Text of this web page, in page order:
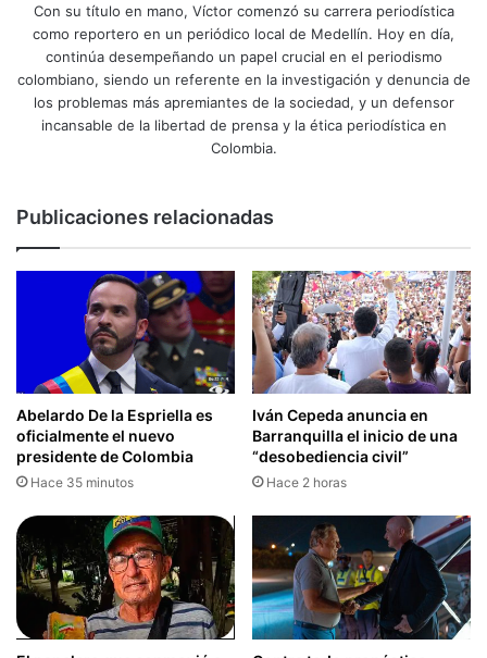
Con su título en mano, Víctor comenzó su carrera periodística
como reportero en un periódico local de Medellín. Hoy en día,
continúa desempeñando un papel crucial en el periodismo
colombiano, siendo un referente en la investigación y denuncia de
los problemas más apremiantes de la sociedad, y un defensor
incansable de la libertad de prensa y la ética periodística en
Colombia.
Publicaciones relacionadas
Abelardo De la Espriella es
oficialmente el nuevo
presidente de Colombia
Hace 35 minutos
Iván Cepeda anuncia en
Barranquilla el inicio de una
“desobediencia civil”
Hace 2 horas